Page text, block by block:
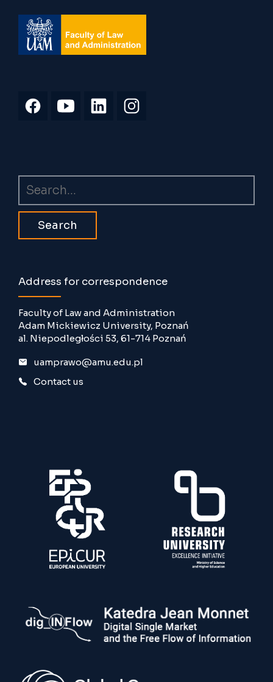
Address for correspondence
Faculty of Law and Administration
Adam Mickiewicz University, Poznań
al. Niepodległości 53, 61-714 Poznań
uamprawo@amu.edu.pl
Contact us